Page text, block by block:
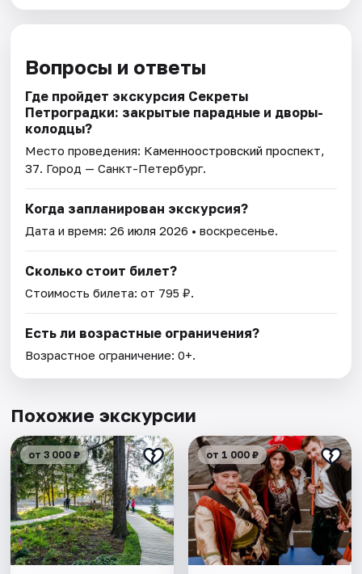
Вопросы и ответы
Где пройдет экскурсия Секреты
Петроградки: закрытые парадные и дворы-
колодцы?
Место проведения: Каменноостровский проспект,
37. Город — Санкт-Петербург.
Когда запланирован экскурсия?
Дата и время:26 июля 2026 • воскресенье.
Сколько стоит билет?
Стоимость билета: от 795 ₽.
Есть ли возрастные ограничения?
Возрастное ограничение: 0+.
Похожие экскурсии
от 3 000 ₽ от 1 000 ₽